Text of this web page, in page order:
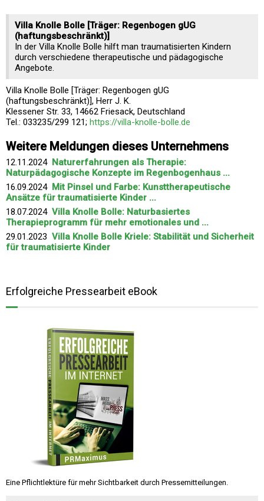
Villa Knolle Bolle [Träger: Regenbogen gUG
(haftungsbeschränkt)]
In der Villa Knolle Bolle hilft man traumatisierten Kindern
durch verschiedene therapeutische und pädagogische
Angebote.
Villa Knolle Bolle [Träger: Regenbogen gUG
(haftungsbeschränkt)], Herr J. K.
Klessener Str. 33, 14662 Friesack, Deutschland
Tel.: 033235/299 121; https://villa-knolle-bolle.de
Weitere Meldungen dieses Unternehmens
12.11.2024 Naturerfahrungen als Therapie:
Naturpädagogische Konzepte im Regenbogenhaus ...
16.09.2024 Mit Pinsel und Farbe: Kunsttherapeutische
Ansätze für traumatisierte Kinder ...
18.07.2024 Villa Knolle Bolle: Naturbasiertes
Therapieprogramm für mehr emotionales und ...
29.01.2023 Villa Knolle Bolle Kriele: Stabilität und Sicherheit
für traumatisierte Kinder
Erfolgreiche Pressearbeit eBook
Eine Pflichtlektüre für mehr Sichtbarkeit durch Pressemitteilungen.